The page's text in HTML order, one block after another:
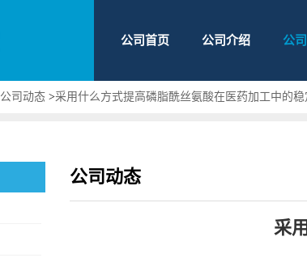
公司首页 公司介绍 公
公司动态 >采用什么方式提高磷脂酰丝氨酸在医药加工中的稳
公司动态
采